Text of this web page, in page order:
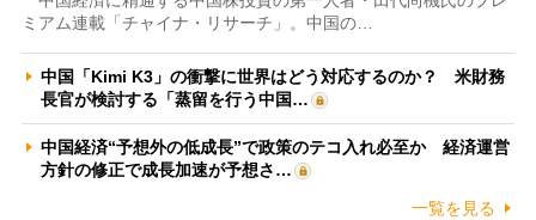
ミアム連載「チャイナ・リサーチ」。中国の…
中国「Kimi K3」の衝撃に世界はどう対応するのか？ 米財務
長官が検討する「蒸留を行う中国…
中国経済“予想外の低成長”で政策のテコ入れ必至か 経済運営
方針の修正で成長加速が予想さ…
一覧を見る